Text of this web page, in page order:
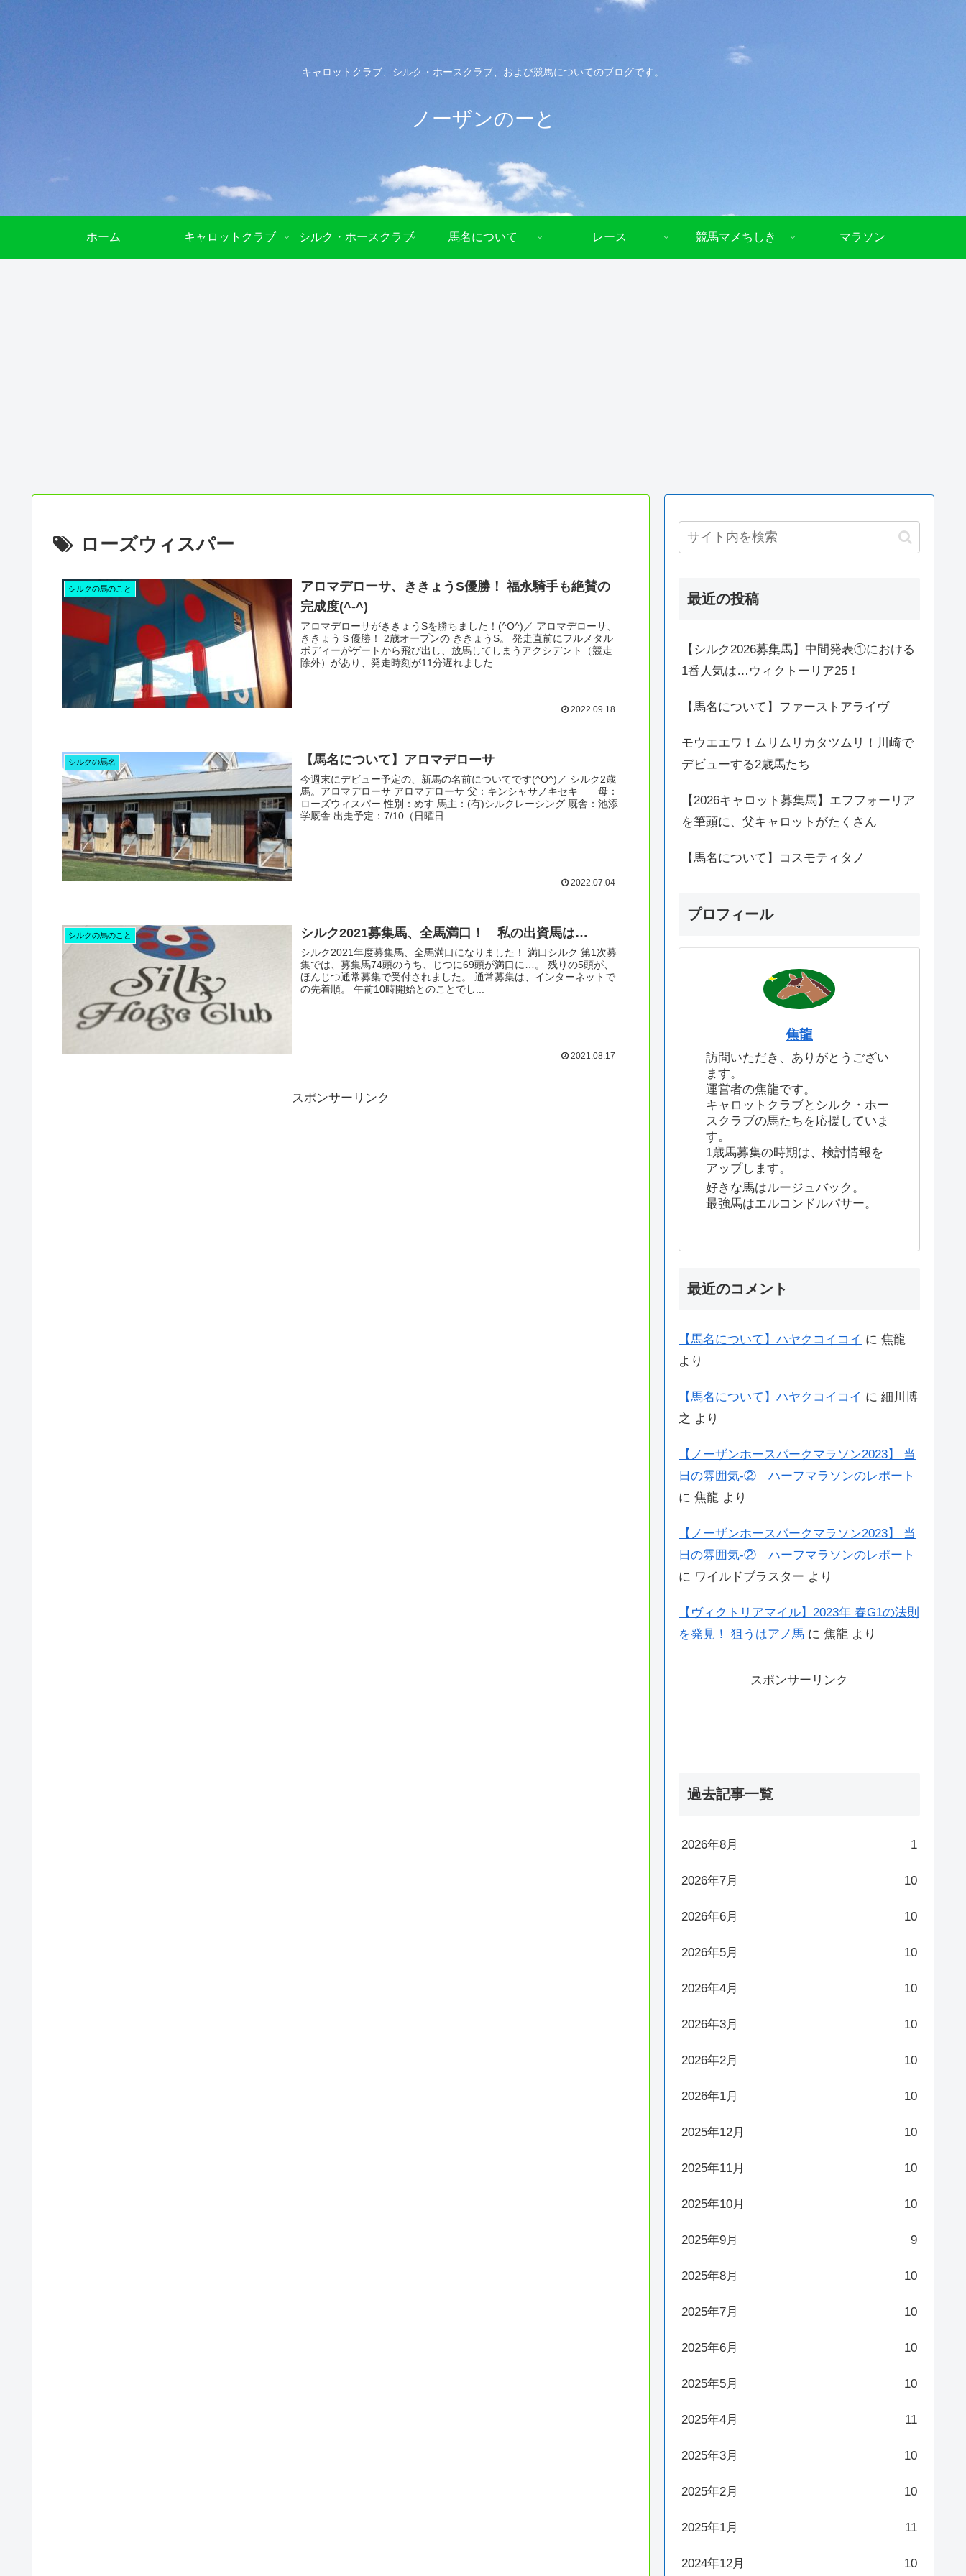
キャロットクラブ、シルク・ホースクラブ、および競馬についてのブログです。
ノーザンのーと
ホーム キャロットクラブ シルク・ホースクラブ 馬名について レース 競馬マメちしき マラソン
ローズウィスパー
シルクの馬のこと
アロマデローサ、ききょうS優勝！ 福永騎手も絶賛の
完成度(^-^)
アロマデローサがききょうSを勝ちました！(^O^)／ アロマデローサ、
ききょうＳ優勝！ 2歳オープンの ききょうS。 発走直前にフルメタル
ボディーがゲートから飛び出し、放馬してしまうアクシデント（競走
除外）があり、発走時刻が11分遅れました...
2022.09.18
シルクの馬名 【馬名について】アロマデローサ
今週末にデビュー予定の、新馬の名前についてです(^O^)／ シルク2歳
馬。アロマデローサ アロマデローサ 父：キンシャサノキセキ 母：
ローズウィスパー 性別：めす 馬主：(有)シルクレーシング 厩舎：池添
学厩舎 出走予定：7/10（日曜日...
2022.07.04
シルクの馬のこと シルク2021募集馬、全馬満口！ 私の出資馬は…
シルク2021年度募集馬、全馬満口になりました！ 満口シルク 第1次募
集では、募集馬74頭のうち、じつに69頭が満口に…。 残りの5頭が、
ほんじつ通常募集で受付されました。 通常募集は、インターネットで
の先着順。 午前10時開始とのことでし...
2021.08.17
スポンサーリンク
最近の投稿
【シルク2026募集馬】中間発表①における
1番人気は…ウィクトーリア25！
【馬名について】ファーストアライヴ
モウエエワ！ムリムリカタツムリ！川崎で
デビューする2歳馬たち
【2026キャロット募集馬】エフフォーリア
を筆頭に、父キャロットがたくさん
【馬名について】コスモティタノ
プロフィール
焦龍
訪問いただき、ありがとうござい
ます。
運営者の焦龍です。
キャロットクラブとシルク・ホー
スクラブの馬たちを応援していま
す。
1歳馬募集の時期は、検討情報を
アップします。
好きな馬はルージュバック。
最強馬はエルコンドルパサー。
最近のコメント
【馬名について】ハヤクコイコイ に 焦龍
より
【馬名について】ハヤクコイコイ に 細川博
之 より
【ノーザンホースパークマラソン2023】 当
日の雰囲気-② ハーフマラソンのレポート
に 焦龍 より
【ノーザンホースパークマラソン2023】 当
日の雰囲気-② ハーフマラソンのレポート
に ワイルドブラスター より
【ヴィクトリアマイル】2023年 春G1の法則
を発見！ 狙うはアノ馬 に 焦龍 より
スポンサーリンク
過去記事一覧
2026年8月 1
2026年7月 10
2026年6月 10
2026年5月 10
2026年4月 10
2026年3月 10
2026年2月 10
2026年1月 10
2025年12月 10
2025年11月 10
2025年10月 10
2025年9月 9
2025年8月 10
2025年7月 10
2025年6月 10
2025年5月 10
2025年4月 11
2025年3月 10
2025年2月 10
2025年1月 11
2024年12月 10